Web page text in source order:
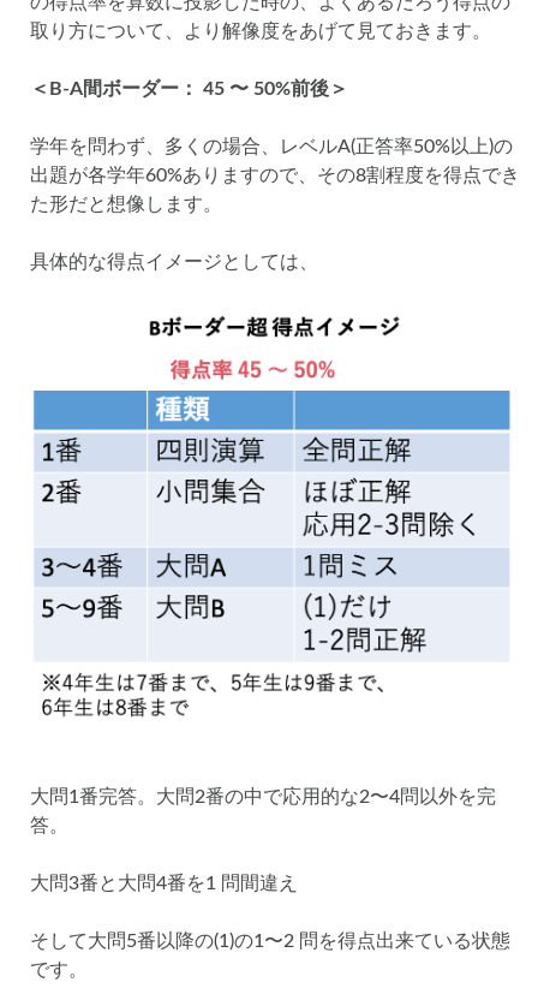
取り方について、より解像度をあげて見ておきます。
＜B-A間ボーダー： 45 〜 50%前後＞
学年を問わず、多くの場合、レベルA(正答率50%以上)の
出題が各学年60%ありますので、その8割程度を得点でき
た形だと想像します。
具体的な得点イメージとしては、
大問1番完答。大問2番の中で応用的な2〜4問以外を完
答。
大問3番と大問4番を1 問間違え
そして大問5番以降の(1)の1〜2 問を得点出来ている状態
です。